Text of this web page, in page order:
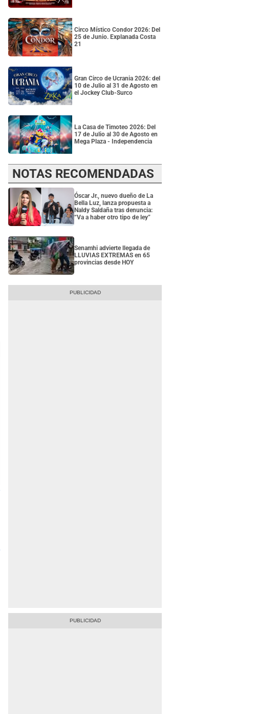
Circo Místico Condor 2026: Del
25 de Junio. Explanada Costa
21
Gran Circo de Ucrania 2026: del
10 de Julio al 31 de Agosto en
el Jockey Club-Surco
La Casa de Timoteo 2026: Del
17 de Julio al 30 de Agosto en
Mega Plaza - Independencia
NOTAS RECOMENDADAS
Óscar Jr., nuevo dueño de La
Bella Luz, lanza propuesta a
Naldy Saldaña tras denuncia:
“Va a haber otro tipo de ley”
Senamhi advierte llegada de
LLUVIAS EXTREMAS en 65
provincias desde HOY